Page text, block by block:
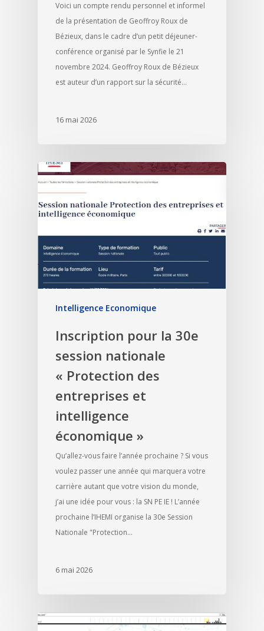
Voici un compte rendu personnel et informel
de la présentation de Geoffroy Roux de
Bézieux, dans le cadre d’un petit déjeuner-
conférence organisé par le Synfie le 21
novembre 2024. Geoffroy Roux de Bézieux
est auteur d’un rapport sur la sécurité…
16 mai 2026
Intelligence Economique
Inscription pour la 30e
session nationale
« Protection des
entreprises et
intelligence
économique »
Qu’allez-vous faire l’année prochaine ? Si vous
voulez passer une année qui marquera votre
carrière autant que votre vision du monde,
j’ai une idée pour vous : la SN PE IE ! L’année
prochaine l’IHEMI organise la 30e Session
Nationale "Protection…
6 mai 2026